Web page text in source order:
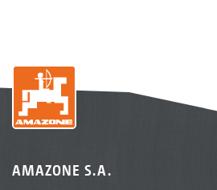
AMAZONE S.A.